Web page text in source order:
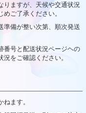
りますが、天候や交通状況
ご了承ください。
準備が整い次第、順次発送
番号と配送状況ページヘの
をご確認ください。
ます。